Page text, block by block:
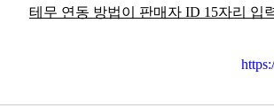
테무 연동 방법이 판매자 ID 15자리 입